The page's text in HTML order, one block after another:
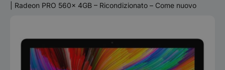
| Radeon PRO 560x 4GB – Ricondizionato – Come nuovo